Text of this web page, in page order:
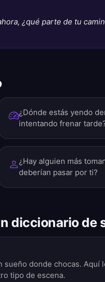
¿qué parte de tu
¿Dónde estás yendo
intentando frenar
¿Hay alguien más
deberían pasar por ti?
diccionario de
donde chocas. Aquí
tipo de escena.